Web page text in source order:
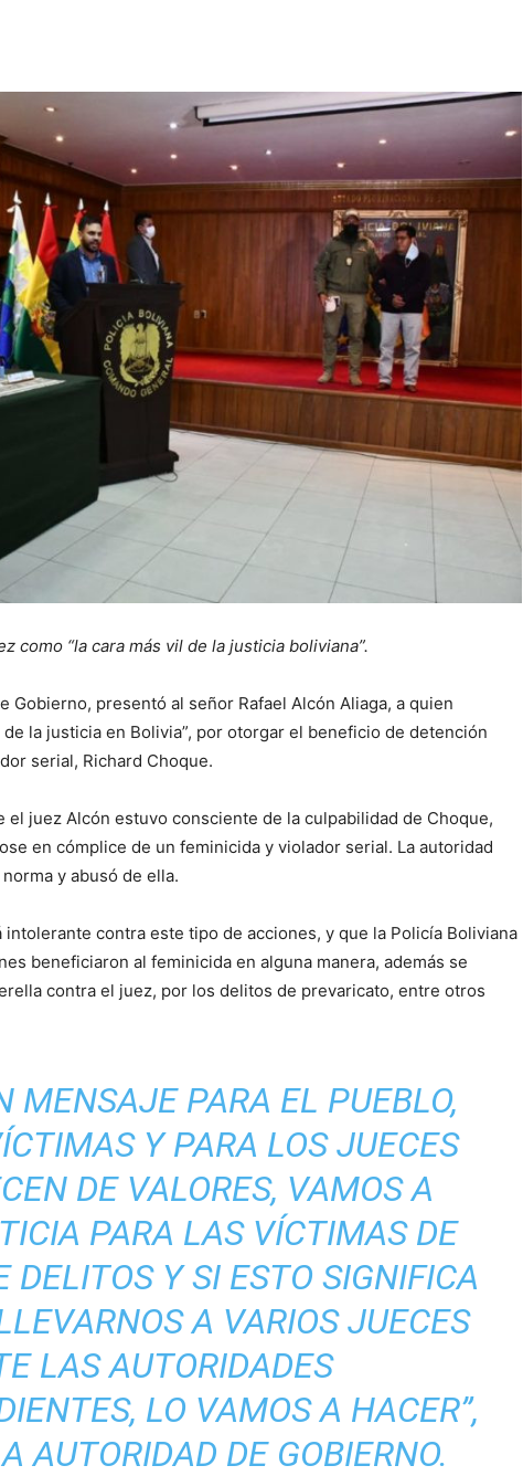
como “la cara más vil de la justicia boliviana”.
Gobierno, presentó al señor Rafael Alcón Aliaga, a quien
la justicia en Bolivia”, por otorgar el beneficio de detención
serial, Richard Choque.
juez Alcón estuvo consciente de la culpabilidad de Choque,
en cómplice de un feminicida y violador serial. La autoridad
y abusó de ella.
contra este tipo de acciones, y que la Policía Boliviana
beneficiaron al feminicida en alguna manera, además se
contra el juez, por los delitos de prevaricato, entre otros
MENSAJE PARA EL PUEBLO,
Y PARA LOS JUECES
DE VALORES, VAMOS A
PARA LAS VÍCTIMAS DE
DELITOS Y SI ESTO SIGNIFICA
A VARIOS JUECES
LAS AUTORIDADES
LO VAMOS A HACER”,
AUTORIDAD DE GOBIERNO.